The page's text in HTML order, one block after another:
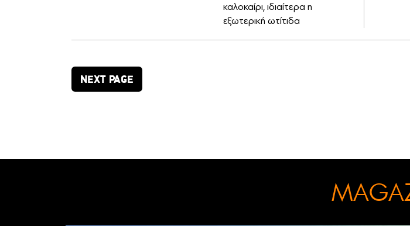
καλοκαίρι, ιδιαίτερα η
εξωτερική ωτίτιδα
NEXT PAGE